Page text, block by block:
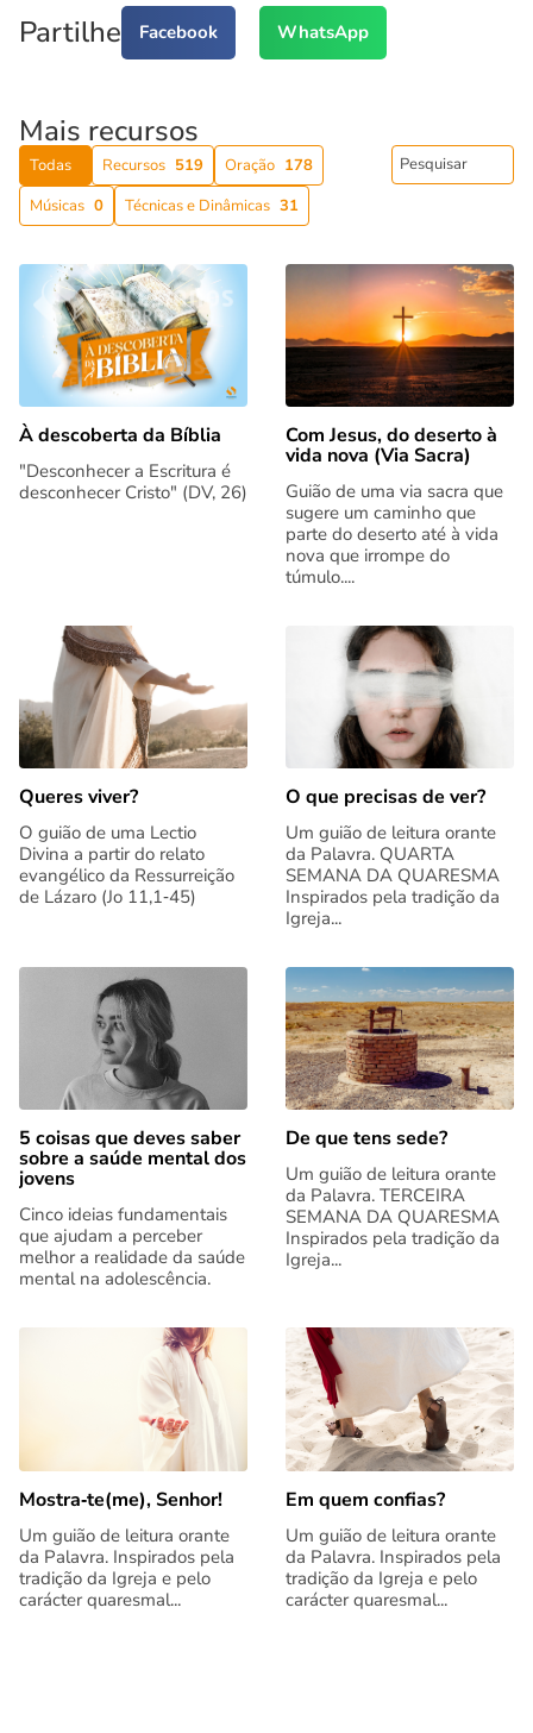
Partilhe Facebook WhatsApp
Mais recursos
Todas Recursos 519 Oração 178
Músicas 0 Técnicas e Dinâmicas 31
À descoberta da Bíblia
"Desconhecer a Escritura é
desconhecer Cristo" (DV, 26)
Com Jesus, do deserto à
vida nova (Via Sacra)
Guião de uma via sacra que
sugere um caminho que
parte do deserto até à vida
nova que irrompe do
túmulo....
Queres viver?
O guião de uma Lectio
Divina a partir do relato
evangélico da Ressurreição
de Lázaro (Jo 11,1‑45)
O que precisas de ver?
Um guião de leitura orante
da Palavra. QUARTA
SEMANA DA QUARESMA
Inspirados pela tradição da
Igreja...
5 coisas que deves saber
sobre a saúde mental dos
jovens
Cinco ideias fundamentais
que ajudam a perceber
melhor a realidade da saúde
mental na adolescência.
De que tens sede?
Um guião de leitura orante
da Palavra. TERCEIRA
SEMANA DA QUARESMA
Inspirados pela tradição da
Igreja...
Mostra‑te(me), Senhor!
Um guião de leitura orante
da Palavra. Inspirados pela
tradição da Igreja e pelo
carácter quaresmal...
Em quem confias?
Um guião de leitura orante
da Palavra. Inspirados pela
tradição da Igreja e pelo
carácter quaresmal...